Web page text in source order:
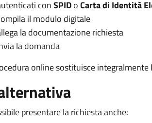
conSPIDoCarta di Identità
il modulo digitale
la documentazione richiesta
la domanda
online sostituisce integralmente
presentare la richiesta anche: